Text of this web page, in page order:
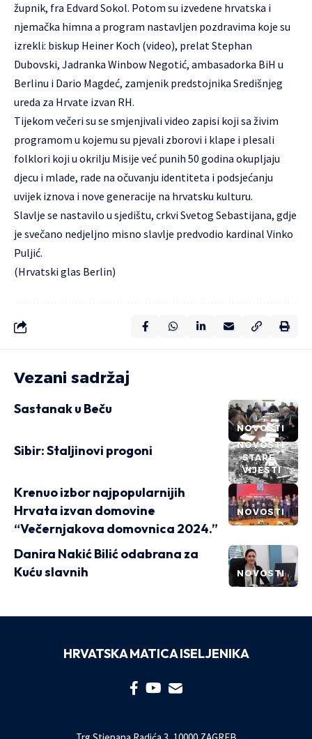
župnik, fra Edvard Sokol. Potom su izvedene hrvatska i
njemačka himna a program nastavljen pozdravima koje su
izrekli: biskup Heiner Koch (video), prelat Stephan
Dubovski, Jadranka Winbow Negotić, ambasadorka BiH u
Berlinu i Dario Magdeć, zamjenik predstojnika Središnjeg
ureda za Hrvate izvan RH.
Tijekom večeri su se smjenjivali video zapisi koji sa živim
programom u kojemu su pjevali zborovi i klape i plesali
folklori koji u okrilju Misije već punih 50 godina okupljaju
djecu i mlade, rade na očuvanju identiteta i podsjećanju
uvijek iznova i nove generacije na hrvatsku kulturu.
Slavlje se nastavilo u sjedištu, crkvi Svetog Sebastijana, gdje
je svečano nedjeljno misno slavlje predvodio kardinal Vinko
Puljić.
(Hrvatski glas Berlin)
Vezani sadržaj
NOVOSTI
Sastanak u Beču
NOVOSTI
STARE
VIJESTI
Sibir: Staljinovi progoni
NOVOSTI
Krenuo izbor najpopularnijih
Hrvata izvan domovine
“Večernjakova domovnica 2024.”
NOVOSTI
Danira Nakić Bilić odabrana za
Kuću slavnih
HRVATSKA MATICA ISELJENIKA